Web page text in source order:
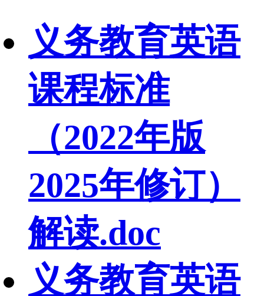
义务教育英语
课程标准
（2022年版
2025年修订）
解读.doc
义务教育英语